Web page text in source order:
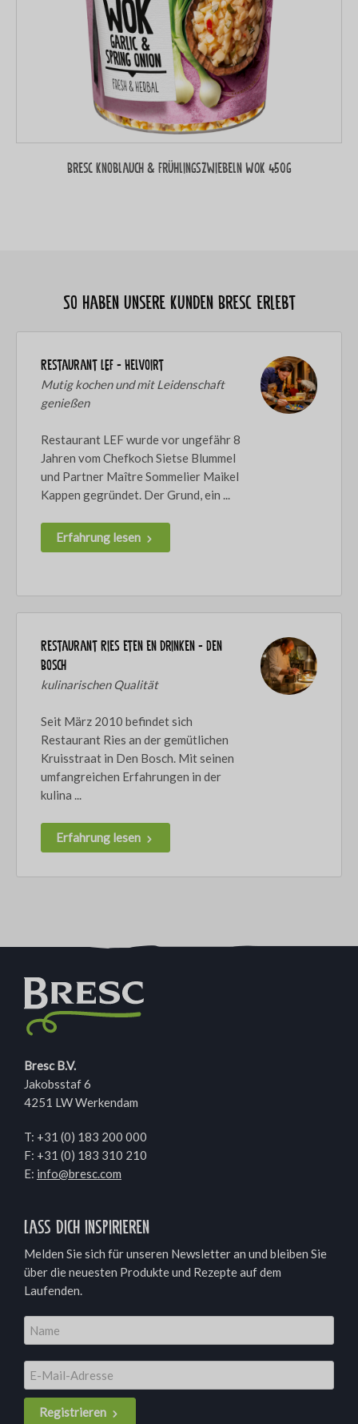
Bresc Knoblauch & Frühlingszwiebeln WOK 450g
So haben unsere Kunden Bresc erlebt
Restaurant LEF - Helvoirt
Mutig kochen und mit Leidenschaft
genießen
Restaurant LEF wurde vor ungefähr 8
Jahren vom Chefkoch Sietse Blummel
und Partner Maître Sommelier Maikel
Kappen gegründet. Der Grund, ein ...
Erfahrung lesen
Restaurant Ries eten en drinken - Den
Bosch
kulinarischen Qualität
Seit März 2010 befindet sich
Restaurant Ries an der gemütlichen
Kruisstraat in Den Bosch. Mit seinen
umfangreichen Erfahrungen in der
kulina ...
Erfahrung lesen
Bresc B.V.
Jakobsstaf 6
4251 LW Werkendam
T: +31 (0) 183 200 000
F: +31 (0) 183 310 210
E: info@bresc.com
Lass dich inspirieren
Melden Sie sich für unseren Newsletter an und bleiben Sie
über die neuesten Produkte und Rezepte auf dem
Laufenden.
Registrieren